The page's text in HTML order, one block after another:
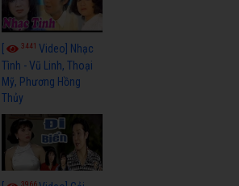
3441Video] Nhạc
Tình - Vũ Linh, Thoại
Mỹ, Phương Hồng
Thủy
3966